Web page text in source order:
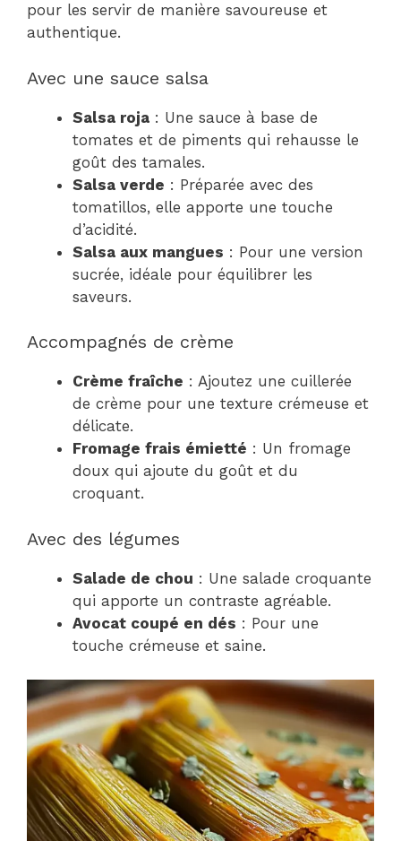
pour les servir de manière savoureuse et
authentique.
Avec une sauce salsa
Salsa roja : Une sauce à base de
tomates et de piments qui rehausse le
goût des tamales.
Salsa verde : Préparée avec des
tomatillos, elle apporte une touche
d’acidité.
Salsa aux mangues : Pour une version
sucrée, idéale pour équilibrer les
saveurs.
Accompagnés de crème
Crème fraîche : Ajoutez une cuillerée
de crème pour une texture crémeuse et
délicate.
Fromage frais émietté : Un fromage
doux qui ajoute du goût et du
croquant.
Avec des légumes
Salade de chou : Une salade croquante
qui apporte un contraste agréable.
Avocat coupé en dés : Pour une
touche crémeuse et saine.